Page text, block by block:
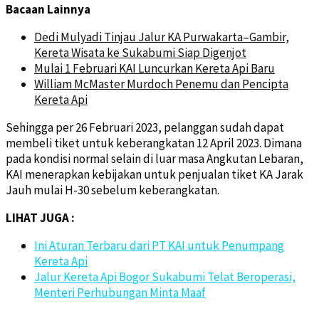
Bacaan Lainnya
Dedi Mulyadi Tinjau Jalur KA Purwakarta–Gambir,
Kereta Wisata ke Sukabumi Siap Digenjot
Mulai 1 Februari KAI Luncurkan Kereta Api Baru
William McMaster Murdoch Penemu dan Pencipta
Kereta Api
Sehingga per 26 Februari 2023, pelanggan sudah dapat
membeli tiket untuk keberangkatan 12 April 2023. Dimana
pada kondisi normal selain di luar masa Angkutan Lebaran,
KAI menerapkan kebijakan untuk penjualan tiket KA Jarak
Jauh mulai H-30 sebelum keberangkatan.
LIHAT JUGA :
Ini Aturan Terbaru dari PT KAI untuk Penumpang
Kereta Api
Jalur Kereta Api Bogor Sukabumi Telat Beroperasi,
Menteri Perhubungan Minta Maaf